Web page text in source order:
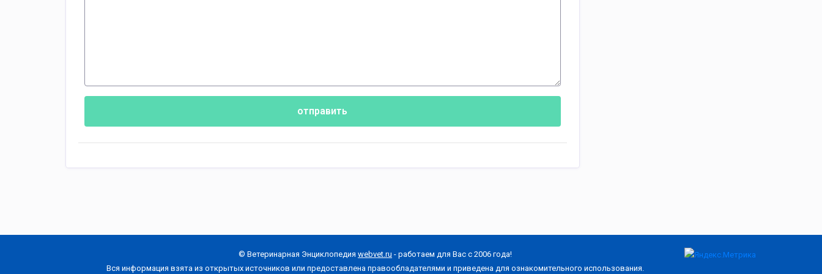
отправить
© Ветеринарная Энциклопедия webvet.ru - работаем для Вас с 2006 года!
Вся информация взята из открытых источников или предоставлена правообладателями и приведена для ознакомительного использования.